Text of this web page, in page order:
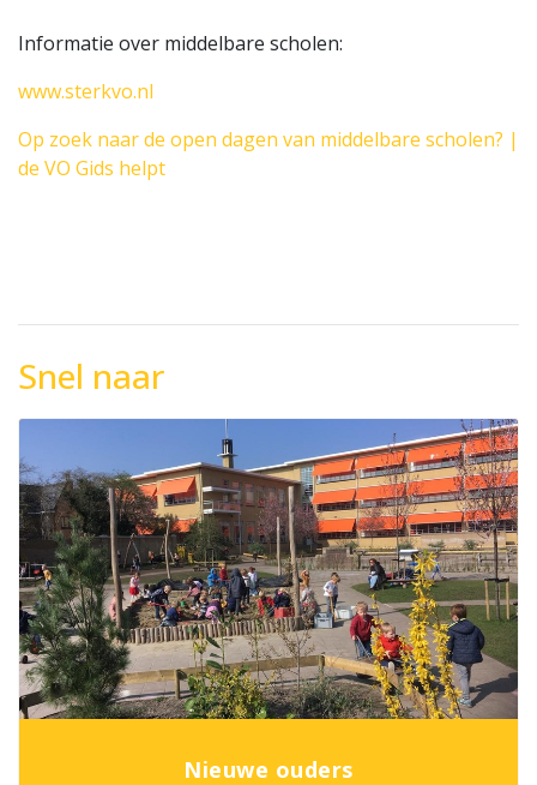
Informatie over middelbare scholen:
www.sterkvo.nl
Op zoek naar de open dagen van middelbare scholen? |
de VO Gids helpt
Snel naar
Nieuwe ouders